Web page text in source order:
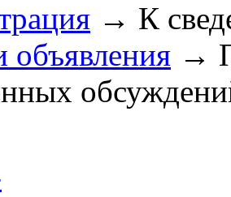
→ К
объявления →